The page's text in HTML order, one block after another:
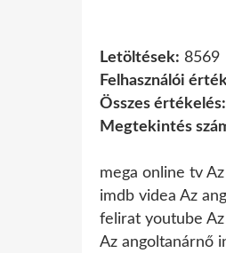
Letöltések: 8569
Felhasználói
Összes értékelés:
Megtekintés
mega online tv
imdb videa Az
felirat youtube
Az angoltanárnő